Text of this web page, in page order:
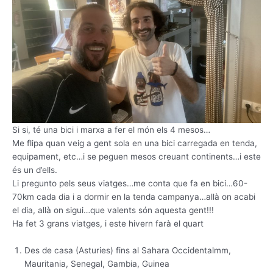
Si si, té una bici i marxa a fer el món els 4 mesos…
Me flipa quan veig a gent sola en una bici carregada en tenda,
equipament, etc…i se peguen mesos creuant continents…i este
és un d’ells.
Li pregunto pels seus viatges…me conta que fa en bici…60-
70km cada dia i a dormir en la tenda campanya…allà on acabi
el dia, allà on sigui…que valents són aquesta gent!!!
Ha fet 3 grans viatges, i este hivern farà el quart
Des de casa (Asturies) fins al Sahara Occidentalmm,
Mauritania, Senegal, Gambia, Guinea